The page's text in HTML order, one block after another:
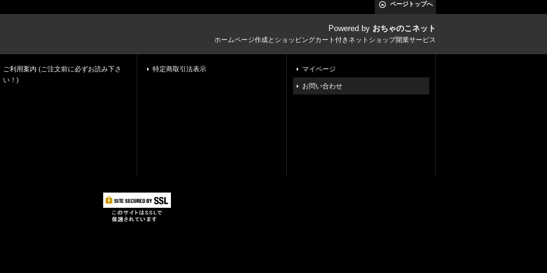
ページトップへ
Powered by おちゃのこネット
ホームページ作成とショッピングカート付きネットショップ開業サービス
ご利用案内 (ご注文前に必ずお読み下さ
い！)
特定商取引法表示 マイページ
お問い合わせ